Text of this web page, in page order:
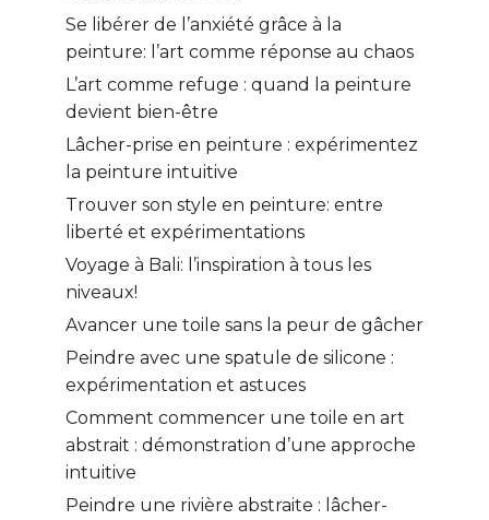
Se libérer de l’anxiété grâce à la
peinture: l’art comme réponse au chaos
L’art comme refuge : quand la peinture
devient bien-être
Lâcher-prise en peinture : expérimentez
la peinture intuitive
Trouver son style en peinture: entre
liberté et expérimentations
Voyage à Bali: l’inspiration à tous les
niveaux!
Avancer une toile sans la peur de gâcher
Peindre avec une spatule de silicone :
expérimentation et astuces
Comment commencer une toile en art
abstrait : démonstration d’une approche
intuitive
Peindre une rivière abstraite : lâcher-